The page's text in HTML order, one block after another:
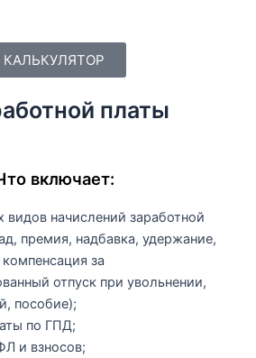
КАЛЬКУЛЯТОР
платы
включает:
видов начислений заработной
премия, надбавка, удержание,
за
отпуск при увольнении,
пособие);
по ГПД;
и взносов;